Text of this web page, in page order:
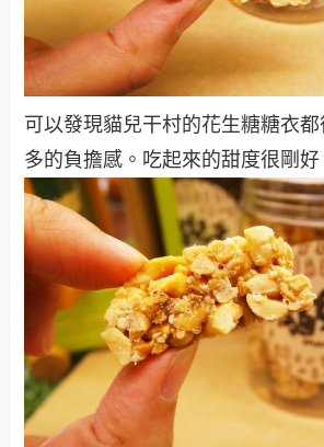
可以發現貓兒干村的花生糖糖衣
多的負擔感。吃起來的甜度很剛好